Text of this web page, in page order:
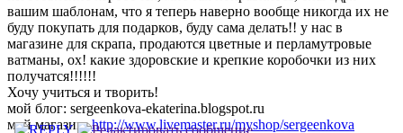
вашим шаблонам, что я теперь наверно вообще никогда их не
буду покупать для подарков, буду сама делать!! у нас в
магазине для скрапа, продаются цветные и перламутровые
ватманы, ох! какие здоровские и крепкие коробочки из них
получатся!!!!!!
Хочу учиться и творить!
мой блог: sergeenkova-ekaterina.blogspot.ru
мой магазин:http://www.livemaster.ru/myshop/sergeenkova